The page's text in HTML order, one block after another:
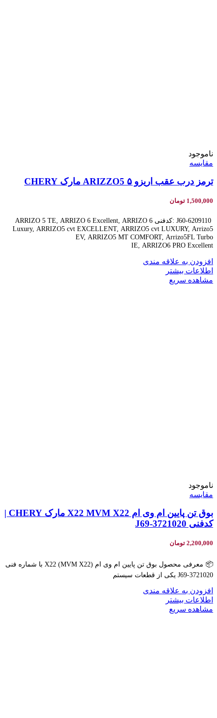
ناموجود
مقایسه
ترمز درب عقب اریزو ۵ ARIZZO5 مارک CHERY
1,500,000 تومان
J60-6209110 :کدفنی ARRIZO 5 TE, ARRIZO 6 Excellent, ARRIZO 6
Luxury, ARRIZO5 cvt EXCELLENT, ARRIZO5 cvt LUXURY, Arrizo5
EV, ARRIZO5 MT COMFORT, Arrizo5FL Turbo
IE, ARRIZO6 PRO Excellent
افزودن به علاقه مندی
اطلاعات بیشتر
مشاهده سریع
ناموجود
مقایسه
بوق تن پایین ام وی ام X22 MVM X22 مارک CHERY |
کدفنی J69-3721020
2,200,000 تومان
📦 معرفی محصول بوق تن پایین ام وی ام X22 (MVM X22) با شماره فنی
J69-3721020 یکی از قطعات سیستم
افزودن به علاقه مندی
اطلاعات بیشتر
مشاهده سریع